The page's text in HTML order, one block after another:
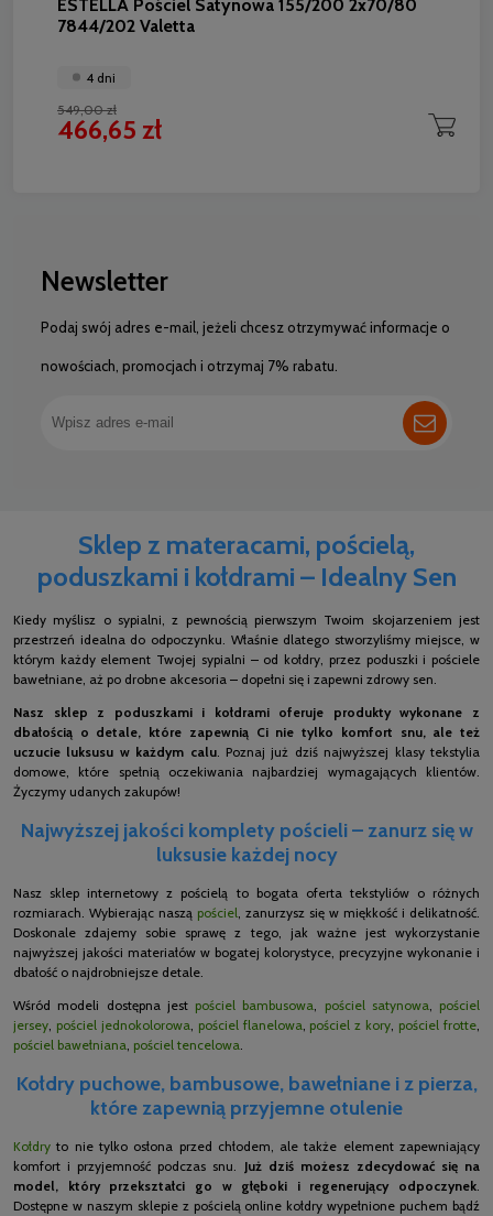
ESTELLA Pościel Satynowa 155/200 2x70/80
7844/202 Valetta
4 dni
549,00 zł
466,65 zł
Newsletter
Podaj swój adres e-mail, jeżeli chcesz otrzymywać informacje o
nowościach, promocjach i otrzymaj 7% rabatu.
Sklep z materacami, pościelą,
poduszkami i kołdrami – Idealny Sen
Kiedy myślisz o sypialni, z pewnością pierwszym Twoim skojarzeniem jest
przestrzeń idealna do odpoczynku. Właśnie dlatego stworzyliśmy miejsce, w
którym każdy element Twojej sypialni – od kołdry, przez poduszki i pościele
bawełniane, aż po drobne akcesoria – dopełni się i zapewni zdrowy sen.
Nasz sklep z poduszkami i kołdrami oferuje produkty wykonane z
dbałością o detale, które zapewnią Ci nie tylko komfort snu, ale też
uczucie luksusu w każdym calu. Poznaj już dziś najwyższej klasy tekstylia
domowe, które spełnią oczekiwania najbardziej wymagających klientów.
Życzymy udanych zakupów!
Najwyższej jakości komplety pościeli – zanurz się w
luksusie każdej nocy
Nasz sklep internetowy z pościelą to bogata oferta tekstyliów o różnych
rozmiarach. Wybierając naszą pościel, zanurzysz się w miękkość i delikatność.
Doskonale zdajemy sobie sprawę z tego, jak ważne jest wykorzystanie
najwyższej jakości materiałów w bogatej kolorystyce, precyzyjne wykonanie i
dbałość o najdrobniejsze detale.
Wśród modeli dostępna jest pościel bambusowa, pościel satynowa, pościel
jersey, pościel jednokolorowa, pościel flanelowa, pościel z kory, pościel frotte,
pościel bawełniana, pościel tencelowa.
Kołdry puchowe, bambusowe, bawełniane i z pierza,
które zapewnią przyjemne otulenie
Kołdry to nie tylko osłona przed chłodem, ale także element zapewniający
komfort i przyjemność podczas snu. Już dziś możesz zdecydować się na
model, który przekształci go w głęboki i regenerujący odpoczynek.
Dostępne w naszym sklepie z pościelą online kołdry wypełnione puchem bądź